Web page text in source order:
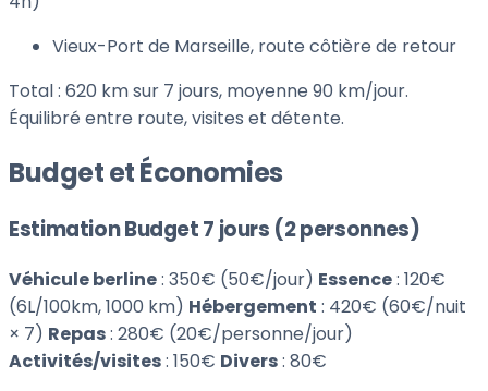
Vieux-Port de Marseille, route côtière de retour
Total : 620 km sur 7 jours, moyenne 90 km/jour.
Équilibré entre route, visites et détente.
Budget et Économies
Estimation Budget 7 jours (2 personnes)
Véhicule berline: 350€ (50€/jour) Essence: 120€
(6L/100km, 1000 km) Hébergement : 420€ (60€/nuit
× 7) Repas: 280€ (20€/personne/jour)
Activités/visites: 150€ Divers: 80€